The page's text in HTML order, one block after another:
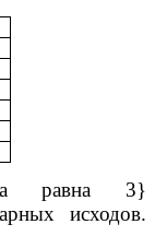
равна 3}
исходов.